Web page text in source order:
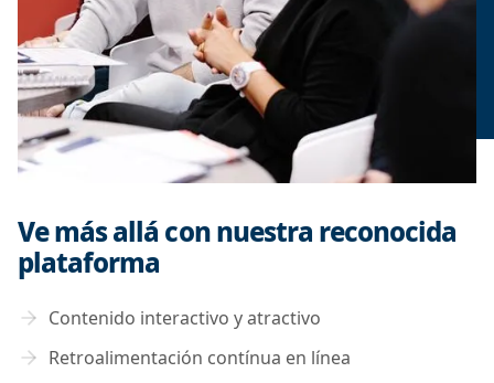
Ve más allá con nuestra reconocida
plataforma
Contenido interactivo y atractivo
Retroalimentación contínua en línea